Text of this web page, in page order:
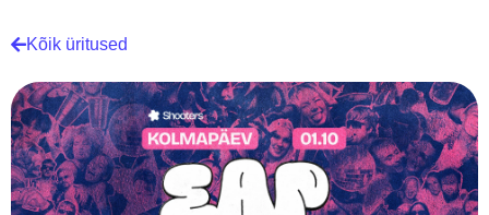
Kõik üritused